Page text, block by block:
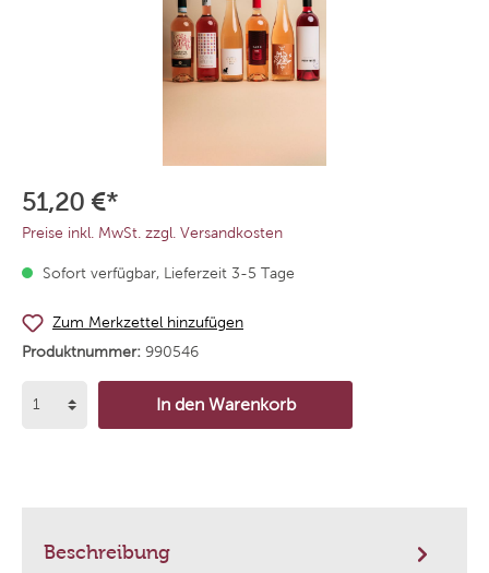
51,20 €*
Preise inkl. MwSt. zzgl. Versandkosten
Sofort verfügbar, Lieferzeit 3-5 Tage
Zum Merkzettel hinzufügen
Produktnummer: 990546
In den Warenkorb
Beschreibung